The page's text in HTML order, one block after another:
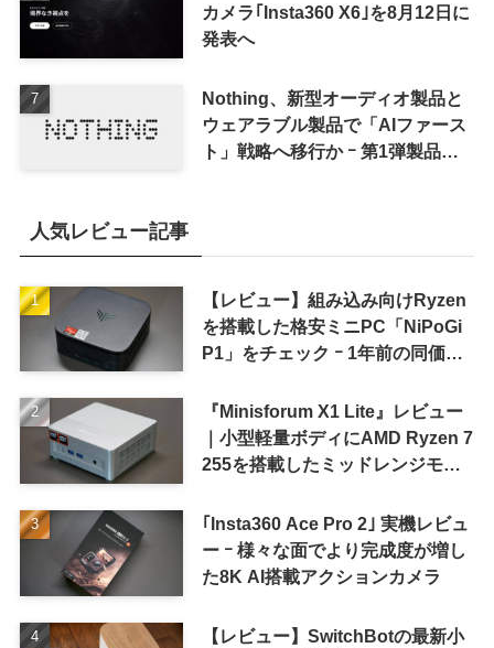
カメラ｢Insta360 X6｣を8月12日に
発表へ
Nothing、新型オーディオ製品と
ウェアラブル製品で「AIファース
ト」戦略へ移行か ｰ 第1弾製品は
人気レビュー記事
【レビュー】組み込み向けRyzen
を搭載した格安ミニPC「NiPoGi
P1」をチェック ｰ 1年前の同価格
『Minisforum X1 Lite』レビュー
｜小型軽量ボディにAMD Ryzen 7
255を搭載したミッドレンジモデ
｢Insta360 Ace Pro 2｣ 実機レビュ
ー ｰ 様々な面でより完成度が増し
た8K AI搭載アクションカメラ
【レビュー】SwitchBotの最新小